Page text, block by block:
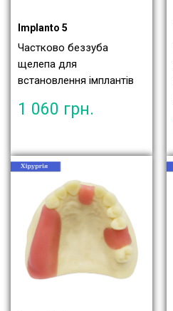
Implanto 5
Частково беззуба
щелепа для
встановлення імплантів
1 060 грн.